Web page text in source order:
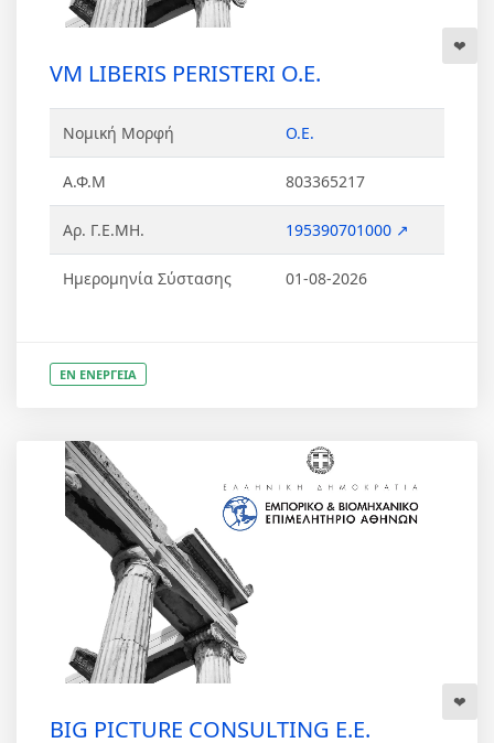
VM LIBERIS PERISTERI Ο.Ε.
Νομική Μορφή Ο.Ε.
Α.Φ.Μ 803365217
Αρ. Γ.Ε.ΜΗ. 195390701000 ↗
Ημερομηνία Σύστασης 01-08-2026
ΕΝ ΕΝΕΡΓΕΙΑ
BIG PICTURE CONSULTING Ε.Ε.